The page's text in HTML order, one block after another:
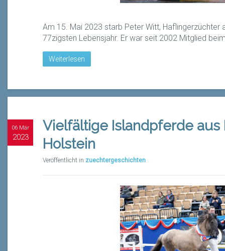
Am 15. Mai 2023 starb Peter Witt, Haflingerzüchter
77zigsten Lebensjahr. Er war seit 2002 Mitglied
Weiterlesen
06 Mär
2023
Vielfältige Islandpferde aus
Holstein
Veröffentlicht in zuechtergeschichten